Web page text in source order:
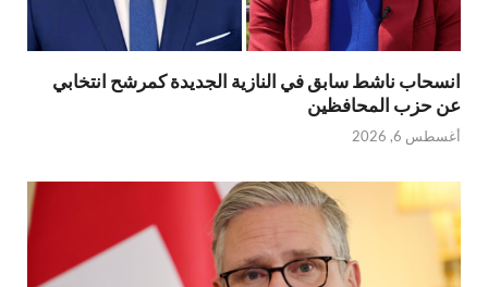
انسحاب ناشط سابق في النازية الجديدة كمرشح انتخابي
عن حزب المحافظين
أغسطس 6, 2026